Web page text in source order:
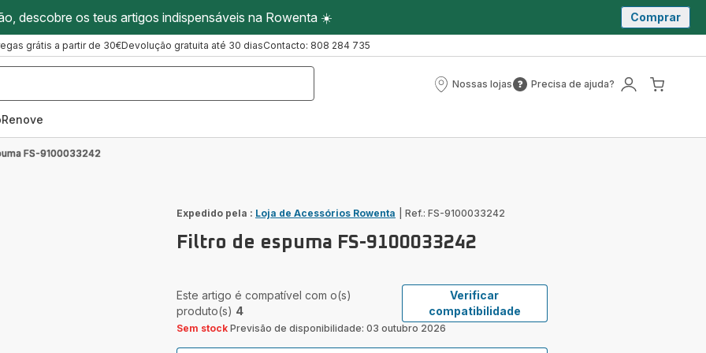
descobre os teus artigos indispensáveis na Rowenta ☀️ Comprar
grátis a partir de 30€Devolução gratuita até 30 diasContacto: 808 284 735
Nossas lojas
Nossas
Precisa de ajuda?
Precisa
FS-9100033242
Expedido pela : Loja de Acessórios Rowenta Ref.: FS-9100033242
Filtro de espuma FS-9100033242
Este artigo é compatível com o(s)
produto(s) 4
Verificar
compatibilidade
Sem stock Previsão de disponibilidade: 03 outubro 2026